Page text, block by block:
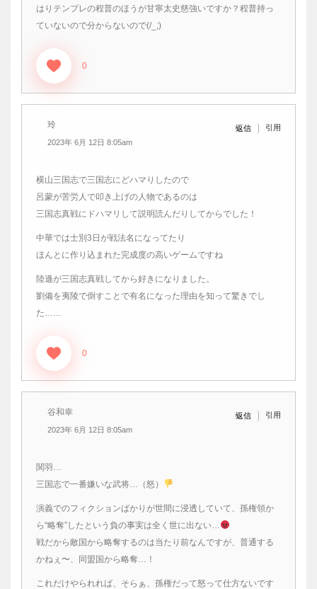
はりテンプレの程普のほうが甘寧太史慈強いですか？程普持っ
ていないので分からないので(/_;)
0
玲
2023年 6月 12日 8:05am
返信 引用
横山三国志で三国志にどハマりしたので
呂蒙が苦労人で叩き上げの人物であるのは
三国志真戦にドハマリして説明読んだりしてからでした！
中華では士別3日が戦法名になってたり
ほんとに作り込まれた完成度の高いゲームですね
陸遜が三国志真戦してから好きになりました。
劉備を夷陵で倒すことで有名になった理由を知って驚きでし
た……
0
谷和幸
2023年 6月 12日 8:05am
返信 引用
関羽…
三国志で一番嫌いな武将…（怒）
演義でのフィクションばかりが世間に浸透していて、孫権領か
ら“略奪”したという負の事実は全く世に出ない…
戦だから敵国から略奪するのは当たり前なんですが、普通する
かねぇ〜、同盟国から略奪…！
これだけやられれば、そらぁ、孫権だって怒って仕方ないです